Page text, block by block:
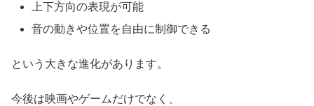
上下方向の表現が可能
音の動きや位置を自由に制御できる
という大きな進化があります。
今後は映画やゲームだけでなく、